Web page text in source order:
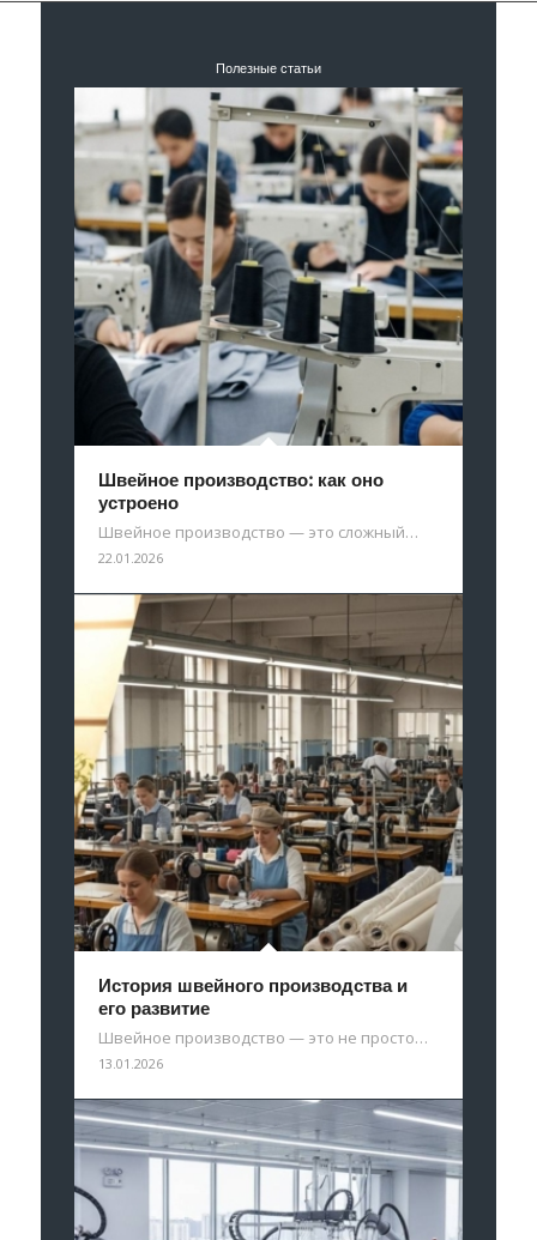
Полезные статьи
Швейное производство: как оно
устроено
Швейное производство — это сложный…
22.01.2026
История швейного производства и
его развитие
Швейное производство — это не просто…
13.01.2026